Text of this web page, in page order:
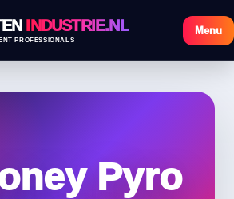
INDUSTRIE.NL
PROFESSIONALS
Menu
Pyro